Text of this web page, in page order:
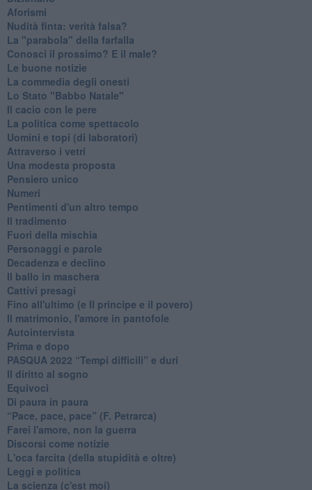
Aforismi
Nudità finta: verità falsa?
La "parabola" della farfalla
Conosci il prossimo? E il male?
Le buone notizie
La commedia degli onesti
Lo Stato "Babbo Natale"
Il cacio con le pere
La politica come spettacolo
Uomini e topi (di laboratori)
Attraverso i vetri
Una modesta proposta
Pensiero unico
Numeri
Pentimenti d'un altro tempo
Il tradimento
Fuori della mischia
Personaggi e parole
Decadenza e declino
Il ballo in maschera
Cattivi presagi
Fino all'ultimo (e Il principe e il povero)
Il matrimonio, l'amore in pantofole
Autointervista
Prima e dopo
​PASQUA 2022 “Tempi difficili” e duri
Il diritto al sogno
Equivoci
Di paura in paura
​“Pace, pace, pace” (F. Petrarca)
Farei l'amore, non la guerra
Discorsi come notizie
L'oca farcita (della stupidità e oltre)
Leggi e politica
La scienza (c'est moi)